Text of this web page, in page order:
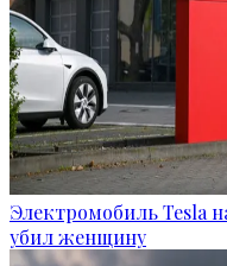
Электромобиль Tesla
убил женщину